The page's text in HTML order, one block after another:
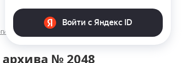
Указатели литературы
№ 2048